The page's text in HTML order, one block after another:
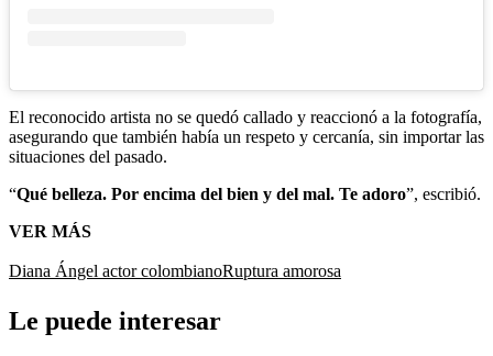
El reconocido artista no se quedó callado y reaccionó a la fotografía,
asegurando que también había un respeto y cercanía, sin importar las
situaciones del pasado.
“Qué belleza. Por encima del bien y del mal. Te adoro”, escribió.
VER MÁS
Diana Ángel actor colombianoRuptura amorosa
Le puede interesar